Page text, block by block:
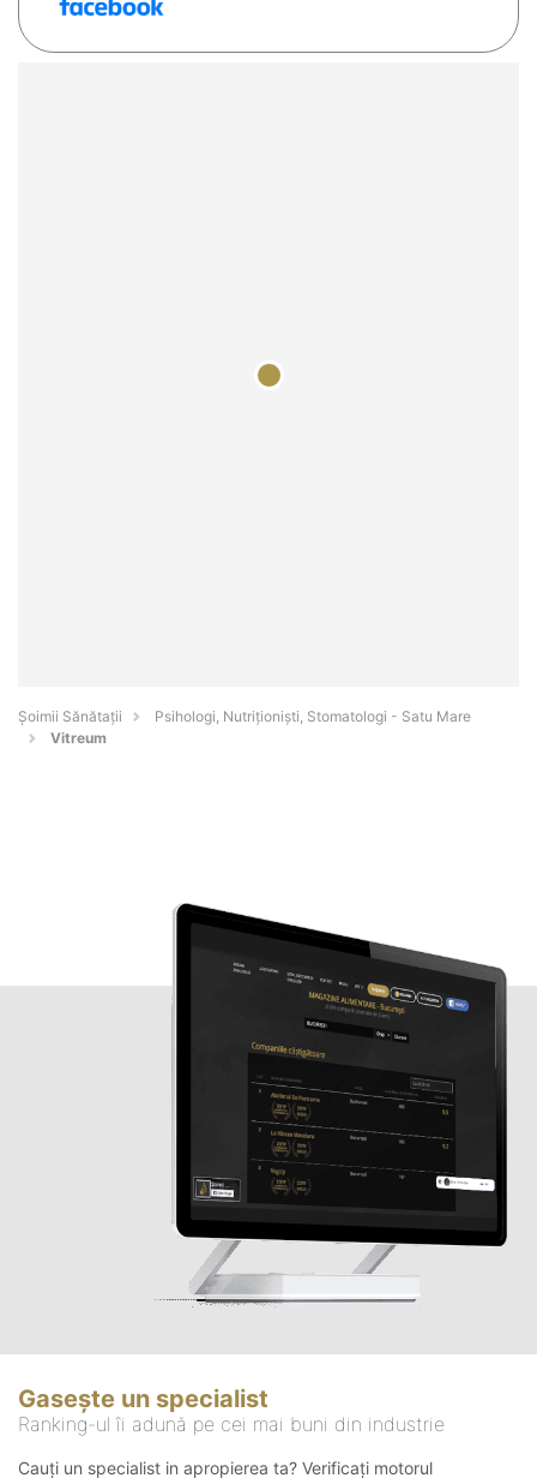
Şoimii Sănătații
Psihologi, Nutriționiști, Stomatologi - Satu Mare
Vitreum
Gasește un specialist
Ranking-ul îi adună pe cei mai buni din industrie
Cauți un specialist in apropierea ta? Verificați motorul